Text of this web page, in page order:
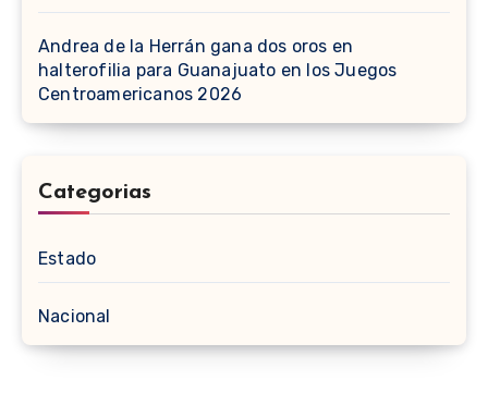
Andrea de la Herrán gana dos oros en
halterofilia para Guanajuato en los Juegos
Centroamericanos 2026
Categorias
Estado
Nacional